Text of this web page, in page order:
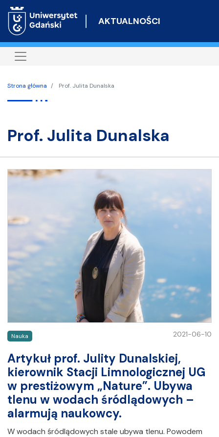
do
AKTUALNOŚCI
Strona główna Prof. Julita Dunalska
Prof. Julita Dunalska
Nauka 2021-06-10
Artykuł prof. Julity Dunalskiej,
kierownik Stacji Limnologicznej UG
w prestiżowym „Nature”. Ubywa
tlenu w wodach śródlądowych –
alarmują naukowcy.
W wodach śródlądowych stale ubywa tlenu. Powodem